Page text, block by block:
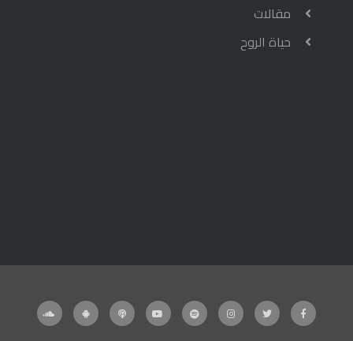
مقالات
حياة الروح